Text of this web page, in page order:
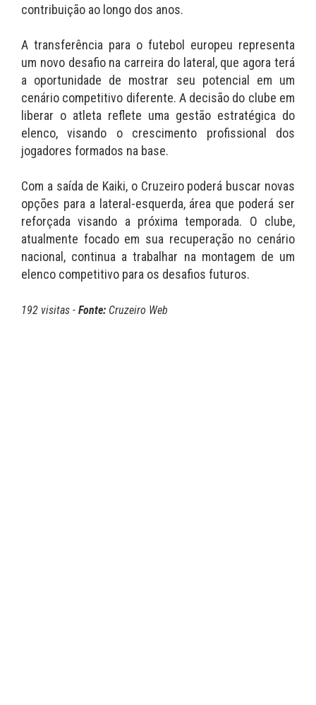
contribuição ao longo dos anos.
A transferência para o futebol europeu representa
um novo desafio na carreira do lateral, que agora terá
a oportunidade de mostrar seu potencial em um
cenário competitivo diferente. A decisão do clube em
liberar o atleta reflete uma gestão estratégica do
elenco, visando o crescimento profissional dos
jogadores formados na base.
Com a saída de Kaiki, o Cruzeiro poderá buscar novas
opções para a lateral-esquerda, área que poderá ser
reforçada visando a próxima temporada. O clube,
atualmente focado em sua recuperação no cenário
nacional, continua a trabalhar na montagem de um
elenco competitivo para os desafios futuros.
192 visitas - Fonte: Cruzeiro Web